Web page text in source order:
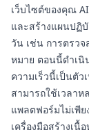
เว็บไซต์ของคุณ
และสร้างแผนปฏิ
วัน เช่น การตรวจ
หมาย ตอนนี้ดำเนิ
ความเร็วนี้เป็นตัว
สามารถใช้เวลา
แพลตฟอร์มไม่เพี
เครื่องมือสร้างเ